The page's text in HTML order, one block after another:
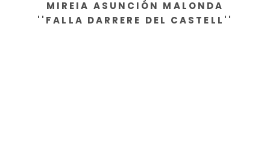
MIREIA ASUNCIÓN MALONDA
''FALLA DARRERE DEL CASTELL''